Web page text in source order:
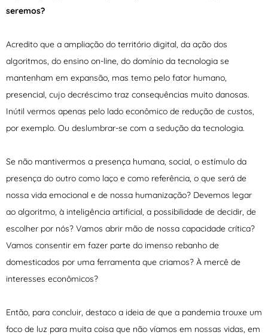
seremos?
Acredito que a ampliação do território digital, da ação dos
algoritmos, do ensino on-line, do domínio da tecnologia se
mantenham em expansão, mas temo pelo fator humano,
presencial, cujo decréscimo traz consequências muito danosas.
Inútil vermos apenas pelo lado econômico de redução de custos,
por exemplo. Ou deslumbrar-se com a sedução da tecnologia.
Se não mantivermos a presença humana, social, o estímulo da
presença do outro como laço e como referência, o que será de
nossa vida emocional e de nossa humanização? Devemos legar
ao algoritmo, à inteligência artificial, a possibilidade de decidir, de
escolher por nós? Vamos abrir mão de nossa capacidade crítica?
Vamos consentir em fazer parte do imenso rebanho de
domesticados por uma ferramenta que criamos? À mercê de
interesses econômicos?
Então, para concluir, destaco a ideia de que a pandemia trouxe um
foco de luz para muita coisa que não víamos em nossas vidas, em